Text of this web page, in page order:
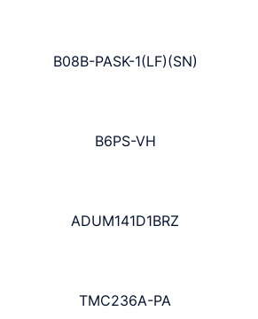
B08B-PASK-1(LF)(SN)
B6PS-VH
ADUM141D1BRZ
TMC236A-PA